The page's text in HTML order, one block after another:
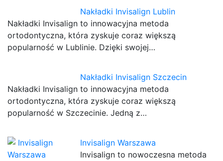
Nakładki Invisalign Lublin
Nakładki Invisalign to innowacyjna metoda
ortodontyczna, która zyskuje coraz większą
popularność w Lublinie. Dzięki swojej…
Nakładki Invisalign Szczecin
Nakładki Invisalign to innowacyjna metoda
ortodontyczna, która zyskuje coraz większą
popularność w Szczecinie. Jedną z…
Invisalign Warszawa
Invisalign to nowoczesna metoda